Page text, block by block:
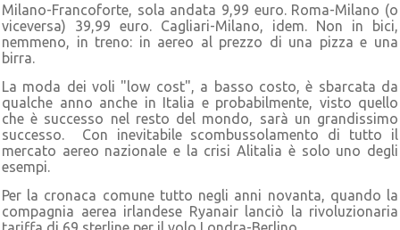
Milano-Francoforte, sola andata 9,99 euro. Roma-Milano (o
viceversa) 39,99 euro. Cagliari-Milano, idem. Non in bici,
nemmeno, in treno: in aereo al prezzo di una pizza e una
birra.
La moda dei voli "low cost", a basso costo, è sbarcata da
qualche anno anche in Italia e probabilmente, visto quello
che è successo nel resto del mondo, sarà un grandissimo
successo. Con inevitabile scombussolamento di tutto il
mercato aereo nazionale e la crisi Alitalia è solo uno degli
esempi.
Per la cronaca comune tutto negli anni novanta, quando la
compagnia aerea irlandese Ryanair lanciò la rivoluzionaria